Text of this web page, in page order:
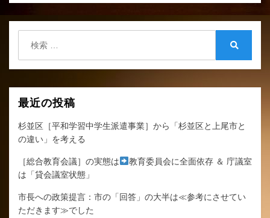
の
最近の投稿
杉並区［平和学習中学生派遣事業］から「杉並区と上尾市と
の違い」を考える
［総合教育会議］の実態は
教育委員会に全面依存 ＆ 庁議室
は「貸会議室状態」
市長への政策提言：市の「回答」の大半は≪参考にさせてい
ただきます≫でした